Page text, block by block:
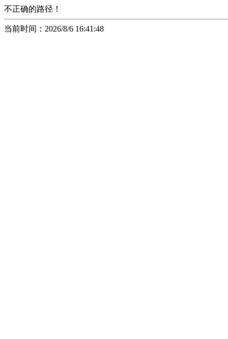
不正确的路径！
当前时间：2026/8/6 16:41:48